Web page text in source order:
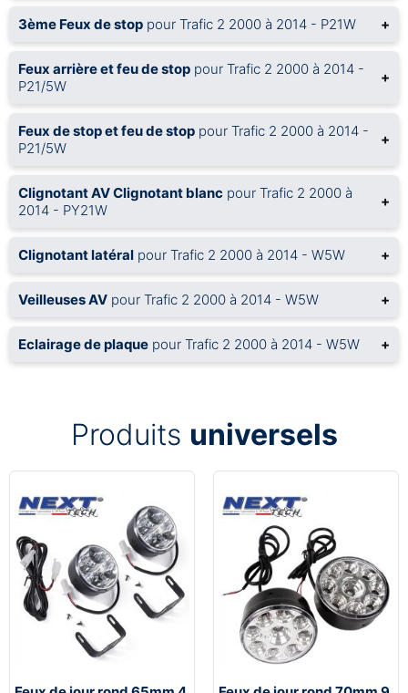
3ème Feux de stop pour Trafic 2 2000 à 2014 - P21W +
Feux arrière et feu de stop pour Trafic 2 2000 à 2014 -
P21/5W
+
Feux de stop et feu de stop pour Trafic 2 2000 à 2014 -
P21/5W
+
Clignotant AV Clignotant blanc pour Trafic 2 2000 à
2014 - PY21W
+
Clignotant latéral pour Trafic 2 2000 à 2014 - W5W +
Veilleuses AV pour Trafic 2 2000 à 2014 - W5W +
Eclairage de plaque pour Trafic 2 2000 à 2014 - W5W +
Produits universels